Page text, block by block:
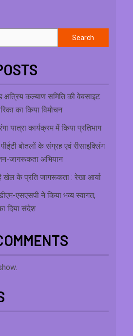
Search
क्षत्रिय कल्याण समिति की वेबसाइट
का किया विमोचन
यात्रा कार्यक्रम में किया प्रतिभाग
बोतलों के संग्रह एवं रीसाइक्लिंग
जागरूकता अभियान
के प्रति जागरूकता : रेखा आर्या
एसएसपी ने किया भव्य स्वागत;
दिया संदेश